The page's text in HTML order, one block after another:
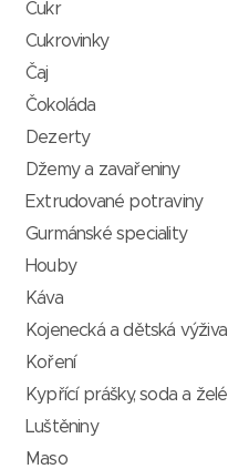
Cukr
Cukrovinky
Čaj
Čokoláda
Dezerty
Džemy a zavařeniny
Extrudované potraviny
Gurmánské speciality
Houby
Káva
Kojenecká a dětská výživa
Koření
Kypřící prášky, soda a želé
Luštěniny
Maso